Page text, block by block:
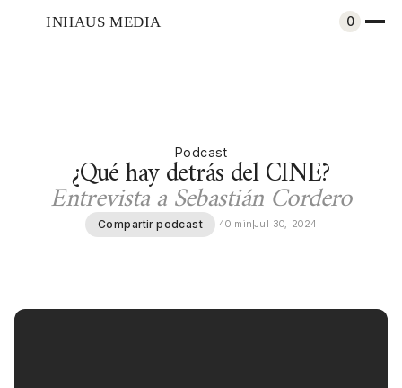
INHAUS MEDIA 0
Podcast
¿Qué hay detrás del CINE?
Entrevista a Sebastián Cordero
Compartir podcast 40 min Jul 30, 2024